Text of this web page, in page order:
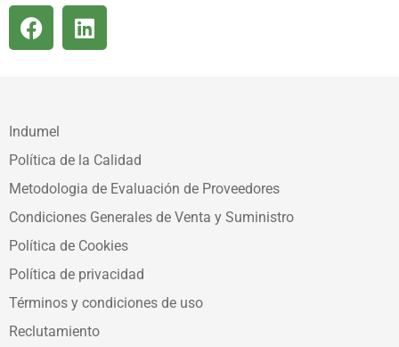
Indumel
Política de la Calidad
Metodologia de Evaluación de Proveedores
Condiciones Generales de Venta y Suministro
Política de Cookies
Política de privacidad
Términos y condiciones de uso
Reclutamiento